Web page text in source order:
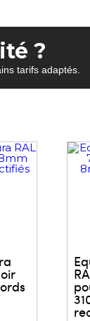
?
tarifs adaptés.